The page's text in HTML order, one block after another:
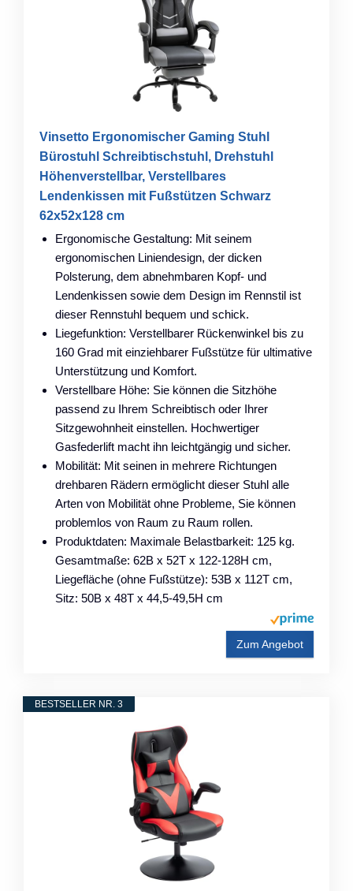
Vinsetto Ergonomischer Gaming Stuhl
Bürostuhl Schreibtischstuhl, Drehstuhl
Höhenverstellbar, Verstellbares
Lendenkissen mit Fußstützen Schwarz
62x52x128 cm
Ergonomische Gestaltung: Mit seinem
ergonomischen Liniendesign, der dicken
Polsterung, dem abnehmbaren Kopf- und
Lendenkissen sowie dem Design im Rennstil ist
dieser Rennstuhl bequem und schick.
Liegefunktion: Verstellbarer Rückenwinkel bis zu
160 Grad mit einziehbarer Fußstütze für ultimative
Unterstützung und Komfort.
Verstellbare Höhe: Sie können die Sitzhöhe
passend zu Ihrem Schreibtisch oder Ihrer
Sitzgewohnheit einstellen. Hochwertiger
Gasfederlift macht ihn leichtgängig und sicher.
Mobilität: Mit seinen in mehrere Richtungen
drehbaren Rädern ermöglicht dieser Stuhl alle
Arten von Mobilität ohne Probleme, Sie können
problemlos von Raum zu Raum rollen.
Produktdaten: Maximale Belastbarkeit: 125 kg.
Gesamtmaße: 62B x 52T x 122-128H cm,
Liegefläche (ohne Fußstütze): 53B x 112T cm,
Sitz: 50B x 48T x 44,5-49,5H cm
Zum Angebot
BESTSELLER NR. 3